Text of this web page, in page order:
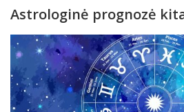
Astrologinė prognozė